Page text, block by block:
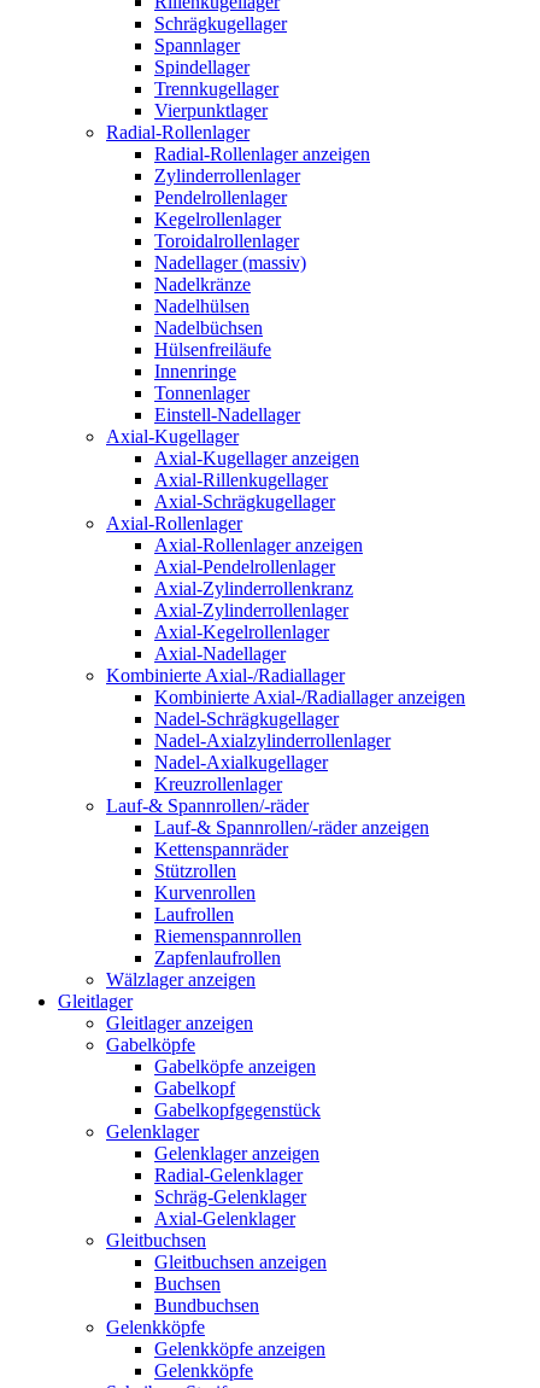
Schrägkugellager
Spannlager
Spindellager
Trennkugellager
Vierpunktlager
Radial-Rollenlager
Radial-Rollenlager anzeigen
Zylinderrollenlager
Pendelrollenlager
Kegelrollenlager
Toroidalrollenlager
Nadellager (massiv)
Nadelkränze
Nadelhülsen
Nadelbüchsen
Hülsenfreiläufe
Innenringe
Tonnenlager
Einstell-Nadellager
Axial-Kugellager
Axial-Kugellager anzeigen
Axial-Rillenkugellager
Axial-Schrägkugellager
Axial-Rollenlager
Axial-Rollenlager anzeigen
Axial-Pendelrollenlager
Axial-Zylinderrollenkranz
Axial-Zylinderrollenlager
Axial-Kegelrollenlager
Axial-Nadellager
Kombinierte Axial-/Radiallager
Kombinierte Axial-/Radiallager anzeigen
Nadel-Schrägkugellager
Nadel-Axialzylinderrollenlager
Nadel-Axialkugellager
Kreuzrollenlager
Lauf-& Spannrollen/-räder
Lauf-& Spannrollen/-räder anzeigen
Kettenspannräder
Stützrollen
Kurvenrollen
Laufrollen
Riemenspannrollen
Zapfenlaufrollen
Wälzlager anzeigen
Gleitlager
Gleitlager anzeigen
Gabelköpfe
Gabelköpfe anzeigen
Gabelkopf
Gabelkopfgegenstück
Gelenklager
Gelenklager anzeigen
Radial-Gelenklager
Schräg-Gelenklager
Axial-Gelenklager
Gleitbuchsen
Gleitbuchsen anzeigen
Buchsen
Bundbuchsen
Gelenkköpfe
Gelenkköpfe anzeigen
Gelenkköpfe